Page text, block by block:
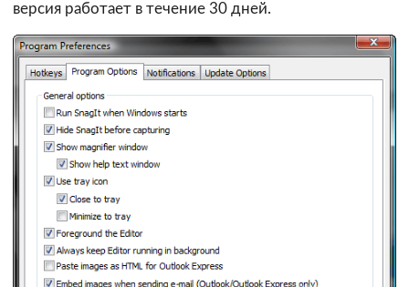
версия работает в течение 30 дней.